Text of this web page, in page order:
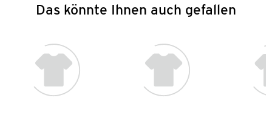
Das könnte Ihnen auch gefallen